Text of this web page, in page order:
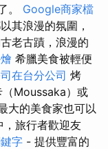
。 Google商家檔
其浪漫的氛圍，
老古蹟，浪漫的
希臘美食被輕便
在台分公司 烤
Moussaka）或
大的美食家也可以
，旅行者歡迎友
字 - 提供豐富的